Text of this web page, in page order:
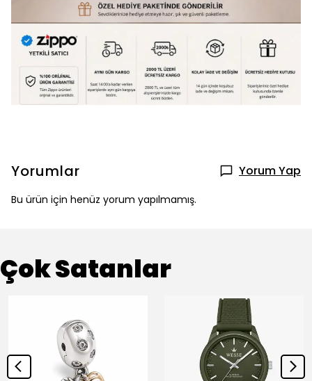
Yorumlar Yorum Yap
Bu ürün için henüz yorum yapılmamış.
Çok Satanlar